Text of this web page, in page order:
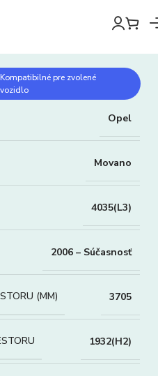
Kompatibilné pre zvolené
vozidlo
Opel
Movano
4035(L3)
2006 – Súčasnosť
(MM) 3705
1932(H2)